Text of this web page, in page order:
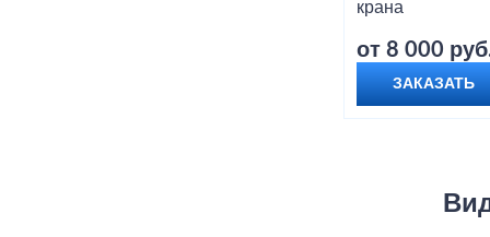
крана
от 8 000
ЗАКАЗАТЬ